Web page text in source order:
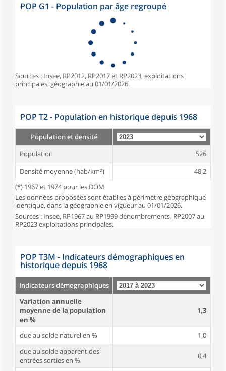
POP G1 - Population par âge regroupé
Sources : Insee, RP2012, RP2017 et RP2023, exploitations
principales, géographie au 01/01/2026.
POP T2 - Population en historique depuis 1968
Population et densité
Population
526
Densité moyenne (hab/km²)
48,2
(*) 1967 et 1974 pour les DOM
Les données proposées sont établies à périmètre géographique
identique, dans la géographie en vigueur au 01/01/2026.
Sources : Insee, RP1967 au RP1999 dénombrements, RP2007 au
RP2023 exploitations principales.
POP T3M - Indicateurs démographiques en
historique depuis 1968
Indicateurs démographiques
Variation annuelle
moyenne de la population
en %
1,3
due au solde naturel en %
1,0
due au solde apparent des
entrées sorties en %
0,4